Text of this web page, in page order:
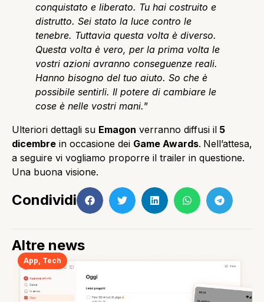
conquistato e liberato. Tu hai costruito e
distrutto. Sei stato la luce contro le
tenebre. Tuttavia questa volta è diverso.
Questa volta è vero, per la prima volta le
vostri azioni avranno conseguenze reali.
Hanno bisogno del tuo aiuto. So che è
possibile sentirli. Il potere di cambiare le
cose è nelle vostri mani.”
Ulteriori dettagli su Emagon verranno diffusi il 5
dicembre in occasione dei Game Awards. Nell’attesa,
a seguire vi vogliamo proporre il trailer in questione.
Una buona visione.
Condividi
Altre news
App Tech